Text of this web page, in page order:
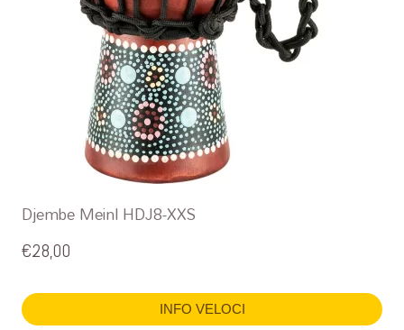
Djembe Meinl HDJ8-XXS
€28,00
INFO VELOCI